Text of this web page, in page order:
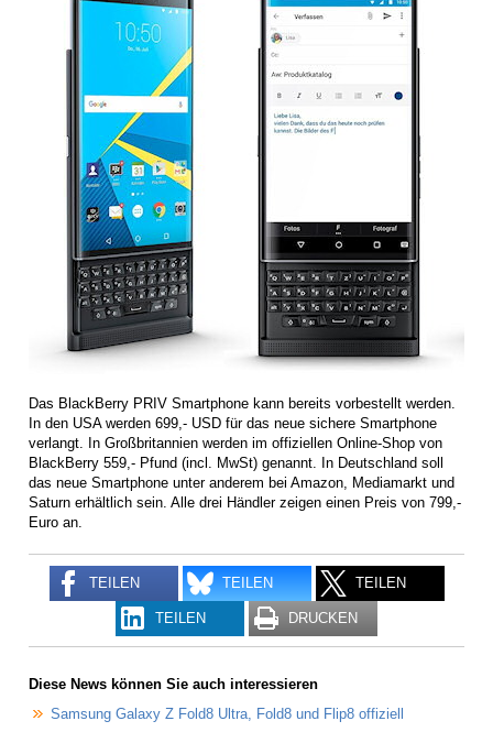
Das BlackBerry PRIV Smartphone kann bereits vorbestellt werden.
In den USA werden 699,- USD für das neue sichere Smartphone
verlangt. In Großbritannien werden im offiziellen Online-Shop von
BlackBerry 559,- Pfund (incl. MwSt) genannt. In Deutschland soll
das neue Smartphone unter anderem bei Amazon, Mediamarkt und
Saturn erhältlich sein. Alle drei Händler zeigen einen Preis von 799,-
Euro an.
TEILEN TEILEN TEILEN
TEILEN DRUCKEN
Diese News können Sie auch interessieren
Samsung Galaxy Z Fold8 Ultra, Fold8 und Flip8 offiziell